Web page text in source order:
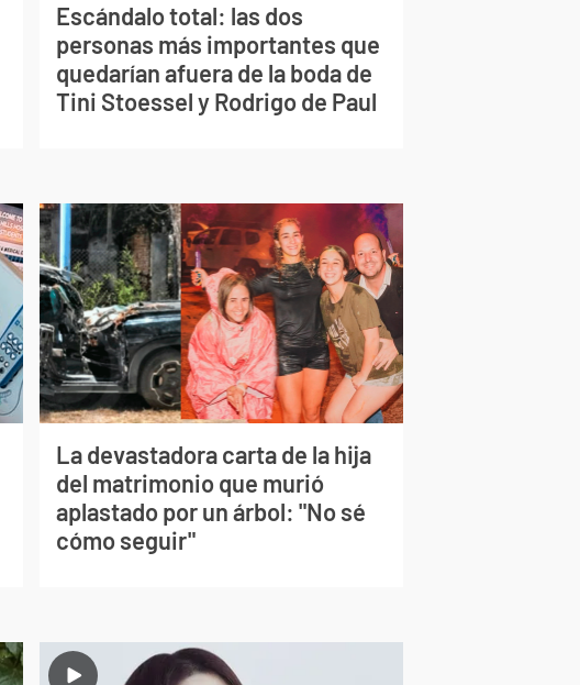
Escándalo total: las dos
personas más importantes que
quedarían afuera de la boda de
Tini Stoessel y Rodrigo de Paul
La devastadora carta de la hija
del matrimonio que murió
aplastado por un árbol: "No sé
cómo seguir"